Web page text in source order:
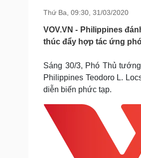
Pháp luật
Vụ án
Tin nóng
Dinh dưỡng - món ngon
Cây thuốc
Sản phụ khoa
Nhi khoa
Nam khoa
Thứ Ba, 09:30, 31/03/2020
VOV.VN - Philippines
thúc đẩy hợp tác ứng
Sáng 30/3, Phó Thủ
Philippines Teodoro L.
diễn biến phức tạp.